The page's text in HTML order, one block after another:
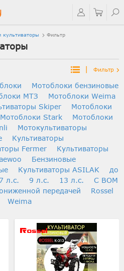
культиваторы Фильтр
| Фильтр
Мотоблоки бензиновые
МТЗ
Мотоблоки Weima
Skiper
Мотоблоки
Мотоблоки Stark
Мотоблоки
Мотокультиваторы
Культиваторы
Fermer
Культиваторы
Бензиновые
Культиваторы ASILAK
до
7 л.с. 9 л.с. 13 л.с.
С ВОМ
передачей
Rossel
Weima